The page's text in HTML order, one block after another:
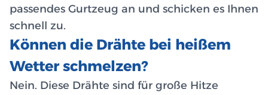
passendes Gurtzeug an und schicken es Ihnen
schnell zu.
Können die Drähte bei heißem
Wetter schmelzen?
Nein. Diese Drähte sind für große Hitze